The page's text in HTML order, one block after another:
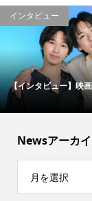
インタビュー
【インタビュー】映
Newsアーカ
月を選択